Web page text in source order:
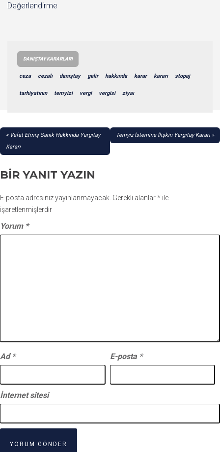
Değerlendirme
DANIŞTAY KARARLARI
ceza cezalı danıştay gelir hakkında karar kararı stopaj
tarhiyatının temyizi vergi vergisi ziyaı
YAZI
GEZINMESI
Vefat Etmiş Sanık Hakkında Yargıtay
Kararı
Temyiz İstemine İlişkin Yargıtay Kararı
BIR YANIT YAZIN
E-posta adresiniz yayınlanmayacak. Gerekli alanlar* ile
işaretlenmişlerdir
Yorum *
Ad * E-posta *
İnternet sitesi